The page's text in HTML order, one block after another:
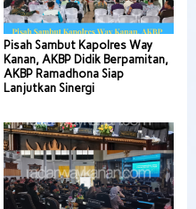
Pisah Sambut Kapolres Way
Kanan, AKBP Didik Berpamitan,
AKBP Ramadhona Siap
Lanjutkan Sinergi